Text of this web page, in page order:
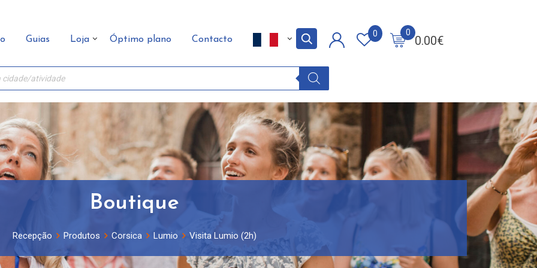
Guias Loja Óptimo plano Contacto 0.00€
0
0
Boutique
Recepção Produtos Corsica Lumio Visita Lumio (2h)